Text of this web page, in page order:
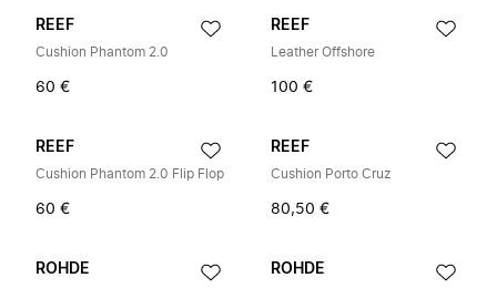
REEF
Cushion Phantom 2.0
60 €
REEF
Leather Offshore
100 €
REEF
Cushion Phantom 2.0 Flip Flop
60 €
REEF
Cushion Porto Cruz
80,50 €
ROHDE ROHDE